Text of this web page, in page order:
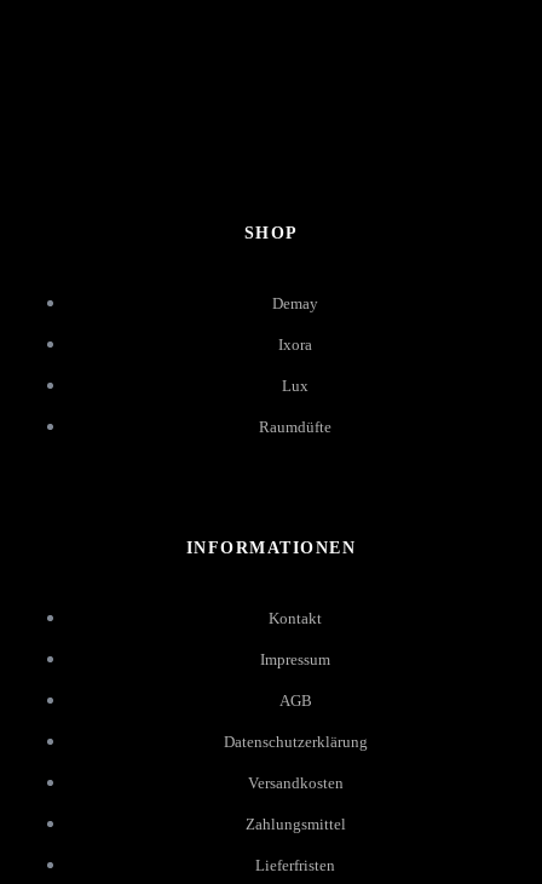
SHOP
Demay
Ixora
Lux
Raumdüfte
INFORMATIONEN
Kontakt
Impressum
AGB
Datenschutzerklärung
Versandkosten
Zahlungsmittel
Lieferfristen